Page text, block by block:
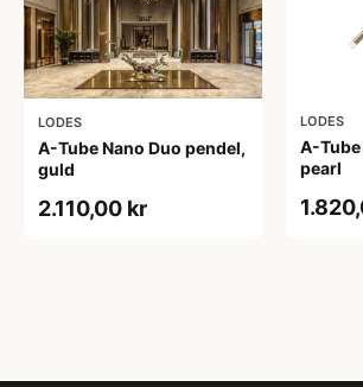
LODES
A-Tube Nano Duo pendel,
guld
2.110,00 kr
LODES
A-Tube
pearl